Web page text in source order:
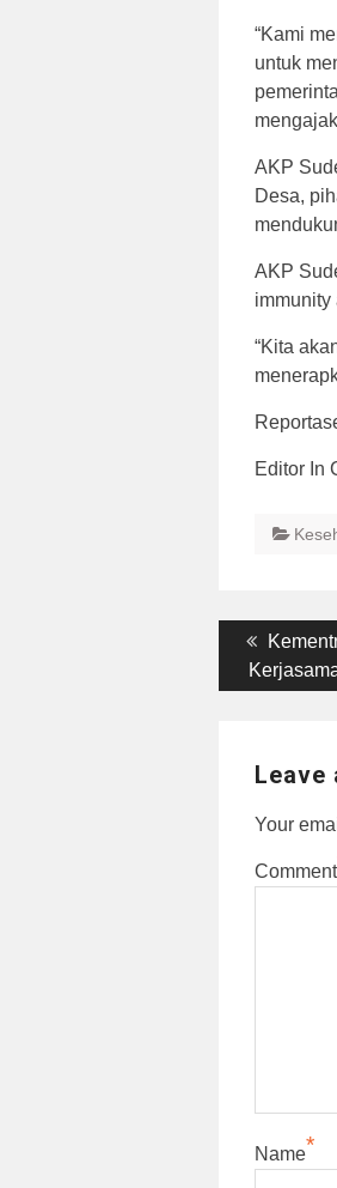
“Kami
untuk
AKP
Desa,
AKP
immunity
“Kita
Editor In
Post
post:
Leave
Your
Comment
Name*